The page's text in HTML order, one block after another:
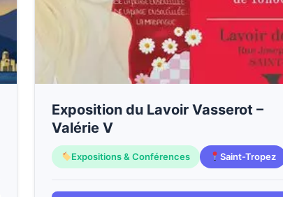
Exposition du Lavoir Vasserot –
Valérie V
Expositions & Conférences Saint-Tropez